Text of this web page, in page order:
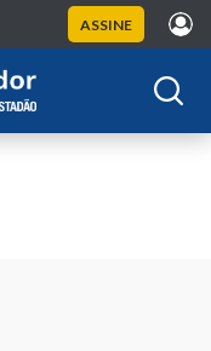
ASSINE